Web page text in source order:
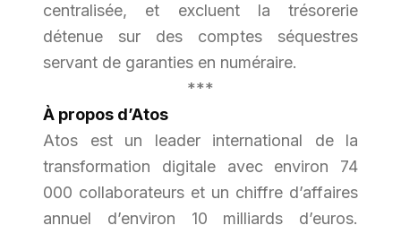
centralisée, et excluent la trésorerie
détenue sur des comptes séquestres
servant de garanties en numéraire.
***
À propos d’Atos
Atos est un leader international de la
transformation digitale avec environ 74
000 collaborateurs et un chiffre d’affaires
annuel d’environ 10 milliards d’euros.